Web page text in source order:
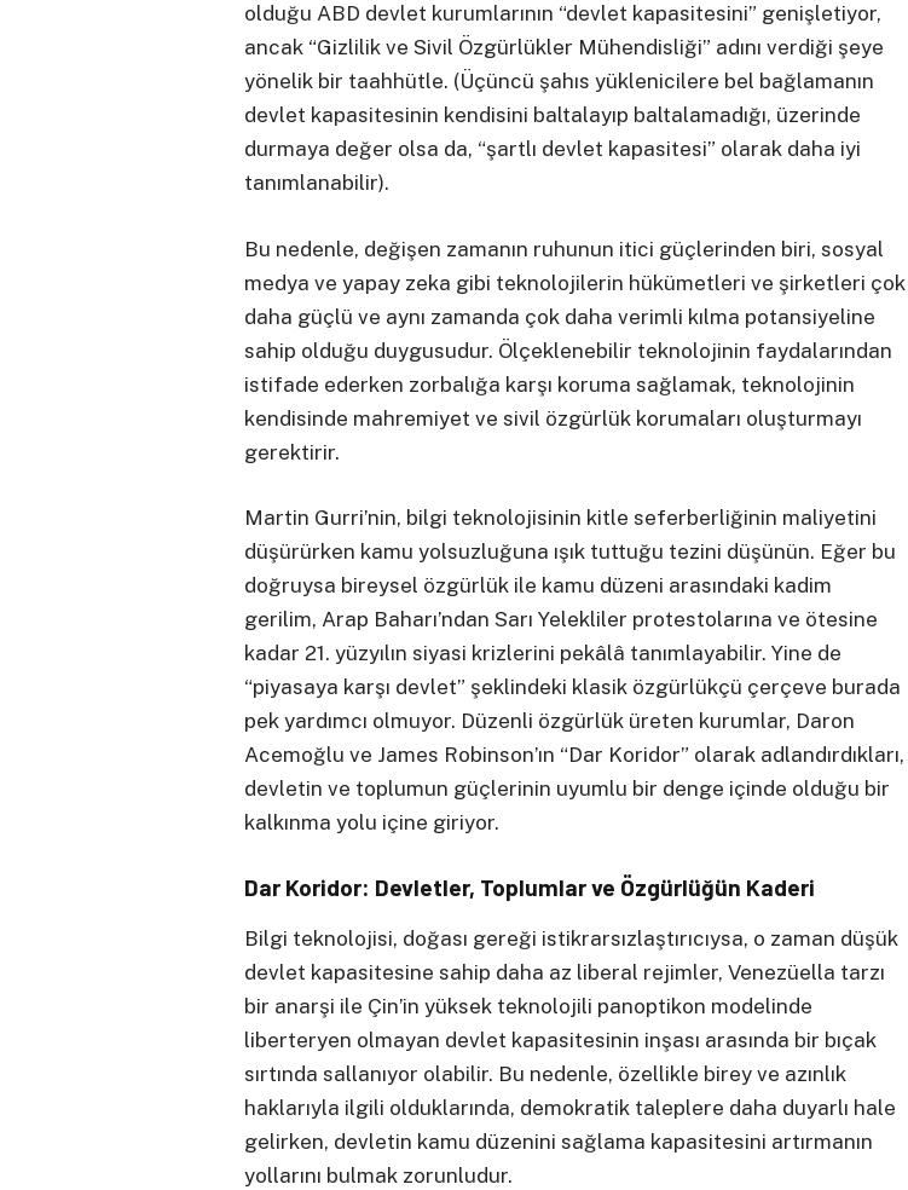
olduğu ABD devlet kurumlarının “devlet kapasitesini” genişletiyor,
ancak “Gizlilik ve Sivil Özgürlükler Mühendisliği” adını verdiği şeye
yönelik bir taahhütle. (Üçüncü şahıs yüklenicilere bel bağlamanın
devlet kapasitesinin kendisini baltalayıp baltalamadığı, üzerinde
durmaya değer olsa da, “şartlı devlet kapasitesi” olarak daha iyi
tanımlanabilir).
Bu nedenle, değişen zamanın ruhunun itici güçlerinden biri, sosyal
medya ve yapay zeka gibi teknolojilerin hükümetleri ve şirketleri çok
daha güçlü ve aynı zamanda çok daha verimli kılma potansiyeline
sahip olduğu duygusudur. Ölçeklenebilir teknolojinin faydalarından
istifade ederken zorbalığa karşı koruma sağlamak, teknolojinin
kendisinde mahremiyet ve sivil özgürlük korumaları oluşturmayı
gerektirir.
Martin Gurri’nin, bilgi teknolojisinin kitle seferberliğinin maliyetini
düşürürken kamu yolsuzluğuna ışık tuttuğu tezini düşünün. Eğer bu
doğruysa bireysel özgürlük ile kamu düzeni arasındaki kadim
gerilim, Arap Baharı’ndan Sarı Yelekliler protestolarına ve ötesine
kadar 21. yüzyılın siyasi krizlerini pekâlâ tanımlayabilir. Yine de
“piyasaya karşı devlet” şeklindeki klasik özgürlükçü çerçeve burada
pek yardımcı olmuyor. Düzenli özgürlük üreten kurumlar, Daron
Acemoğlu ve James Robinson’ın “Dar Koridor” olarak adlandırdıkları,
devletin ve toplumun güçlerinin uyumlu bir denge içinde olduğu bir
kalkınma yolu içine giriyor.
Dar Koridor: Devletler, Toplumlar ve Özgürlüğün Kaderi
Bilgi teknolojisi, doğası gereği istikrarsızlaştırıcıysa, o zaman düşük
devlet kapasitesine sahip daha az liberal rejimler, Venezüella tarzı
bir anarşi ile Çin’in yüksek teknolojili panoptikon modelinde
liberteryen olmayan devlet kapasitesinin inşası arasında bir bıçak
sırtında sallanıyor olabilir. Bu nedenle, özellikle birey ve azınlık
haklarıyla ilgili olduklarında, demokratik taleplere daha duyarlı hale
gelirken, devletin kamu düzenini sağlama kapasitesini artırmanın
yollarını bulmak zorunludur.